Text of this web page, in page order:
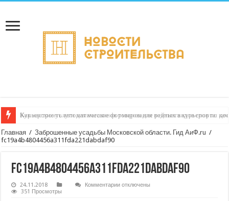
Как настроить автоматическое формирование рейтинга курьеров по
Главная / Заброшенные усадьбы Московской области. Гид АиФ.ru /
fc19a4b4804456a311fda221dabdaf90
fc19a4b4804456a311fda221dabdaf90
24.11.2018 Комментариикотключены
351 Просмотры